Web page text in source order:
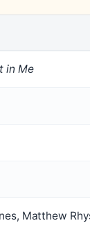
in Me
Matthew